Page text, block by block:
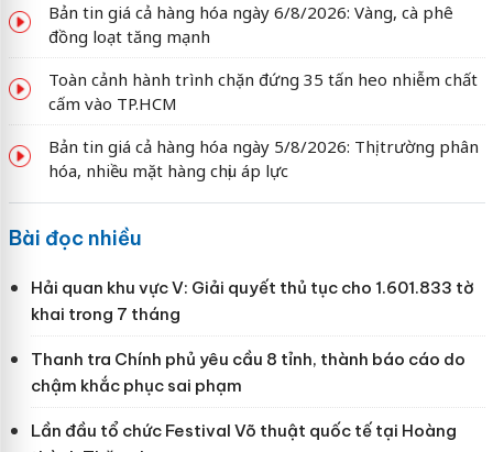
Bản tin giá cả hàng hóa ngày 6/8/2026: Vàng, cà phê
đồng loạt tăng mạnh
Toàn cảnh hành trình chặn đứng 35 tấn heo nhiễm chất
cấm vào TP.HCM
Bản tin giá cả hàng hóa ngày 5/8/2026: Thị trường phân
hóa, nhiều mặt hàng chịu áp lực
Bài đọc nhiều
Hải quan khu vực V: Giải quyết thủ tục cho 1.601.833 tờ
khai trong 7 tháng
Thanh tra Chính phủ yêu cầu 8 tỉnh, thành báo cáo do
chậm khắc phục sai phạm
Lần đầu tổ chức Festival Võ thuật quốc tế tại Hoàng